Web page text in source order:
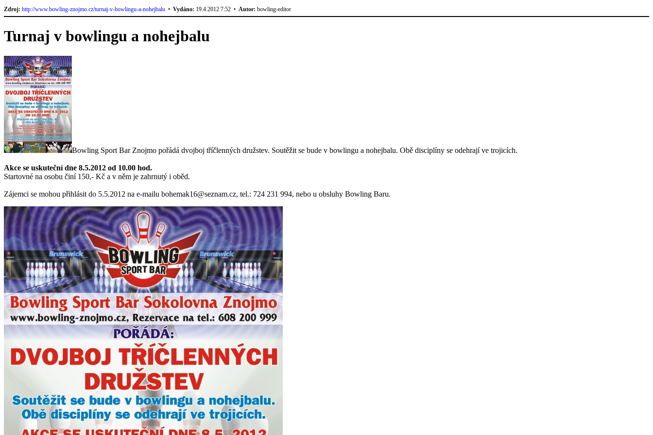
Zdroj: http://www.bowling-znojmo.cz/turnaj-v-bowlingu-a-nohejbalu • Vydáno: 19.4.2012 7:52 • Autor: bowling-editor
Turnaj v bowlingu a nohejbalu
Bowling Sport Bar Znojmo pořádá dvojboj tříčlenných družstev. Soutěžit se bude v bowlingu a nohejbalu. Obě disciplíny se odehrají ve trojicích.
Akce se uskuteční dne 8.5.2012 od 10.00 hod.
Startovné na osobu činí 150,- Kč a v něm je zahrnutý i oběd.
Zájemci se mohou přihlásit do 5.5.2012 na e-mailu bohemak16@seznam.cz, tel.: 724 231 994, nebo u obsluhy Bowling Baru.